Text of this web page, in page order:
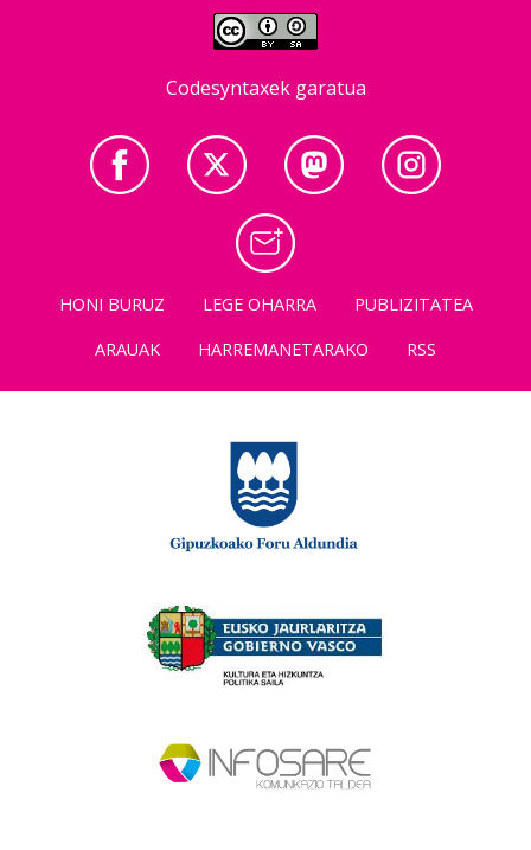
Codesyntaxek garatua
HONI BURUZ LEGE OHARRA
PUBLIZITATEA
ARAUAK
HARREMANETARAKO RSS